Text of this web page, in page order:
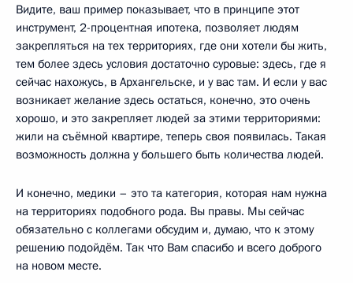
Видите, ваш пример показывает, что в принципе этот
инструмент, 2-процентная ипотека, позволяет людям
закрепляться на тех территориях, где они хотели бы жить,
тем более здесь условия достаточно суровые: здесь, где я
сейчас нахожусь, в Архангельске, и у вас там. И если у вас
возникает желание здесь остаться, конечно, это очень
хорошо, и это закрепляет людей за этими территориями:
жили на съёмной квартире, теперь своя появилась. Такая
возможность должна у большего быть количества людей.
И конечно, медики – это та категория, которая нам нужна
на территориях подобного рода. Вы правы. Мы сейчас
обязательно с коллегами обсудим и, думаю, что к этому
решению подойдём. Так что Вам спасибо и всего доброго
на новом месте.